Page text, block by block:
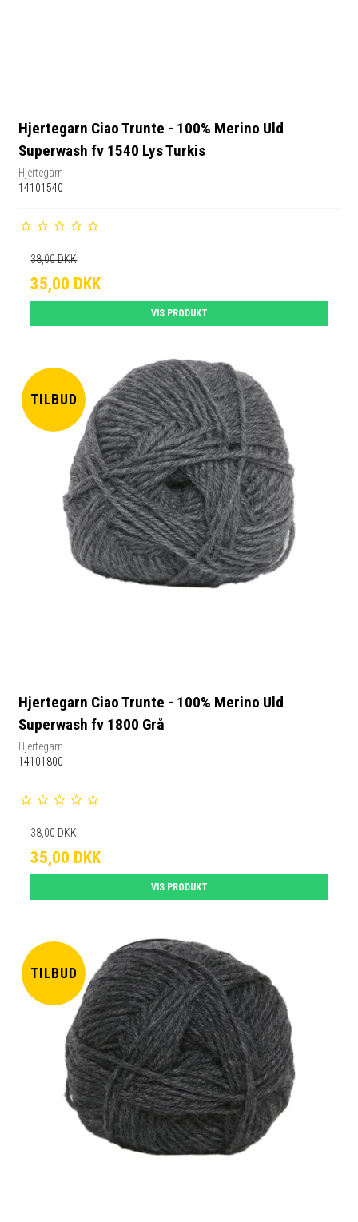
Hjertegarn Ciao Trunte - 100% Merino Uld
Superwash fv 1540 Lys Turkis
Hjertegarn
14101540
38,00 DKK
35,00 DKK
VIS PRODUKT
TILBUD
Hjertegarn Ciao Trunte - 100% Merino Uld
Superwash fv 1800 Grå
Hjertegarn
14101800
38,00 DKK
35,00 DKK
VIS PRODUKT
TILBUD